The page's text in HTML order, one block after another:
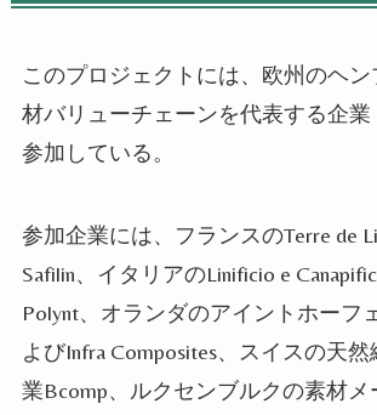
このプロジェクトには、欧州のヘ
材バリューチェーンを代表する企
参加している。
参加企業には、フランスのTerre de
Safilin、イタリアのLinificio e
Polynt、オランダのアイントホーフ
よびInfra Composites、スイスの天
業Bcomp、ルクセンブルクの素材メ